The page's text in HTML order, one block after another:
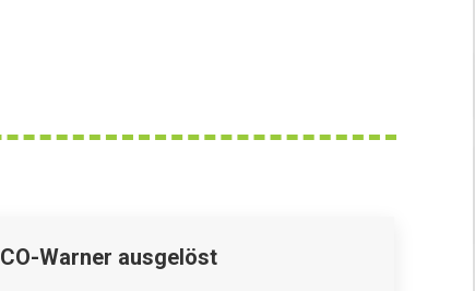
CO-Warner ausgelöst